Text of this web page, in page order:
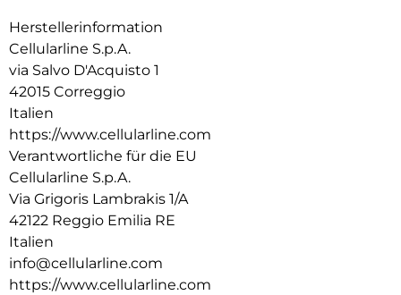
Herstellerinformation
Cellularline S.p.A.
via Salvo D'Acquisto 1
42015 Correggio
Italien
https://www.cellularline.com
Verantwortliche für die EU
Cellularline S.p.A.
Via Grigoris Lambrakis 1/A
42122 Reggio Emilia RE
Italien
info@cellularline.com
https://www.cellularline.com